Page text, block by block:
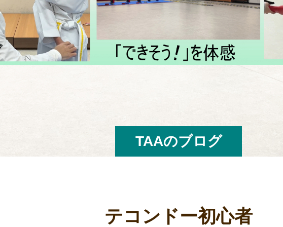
TAAのブログ
テコンドー初心者